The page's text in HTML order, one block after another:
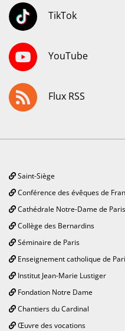
TikTok
YouTube
Flux RSS
Saint-Siège
Conférence des évêques de
Cathédrale Notre-Dame de Paris
Collège des Bernardins
Séminaire de Paris
Enseignement catholique de
Institut Jean-Marie Lustiger
Fondation Notre Dame
Chantiers du Cardinal
Œuvre des vocations